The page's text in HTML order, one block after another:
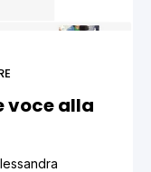
voce alla